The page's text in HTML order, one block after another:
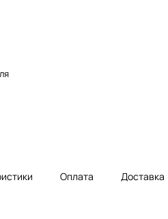
Оплата Доставка